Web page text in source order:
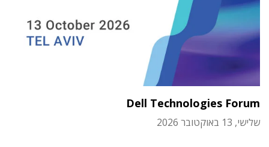
Dell Technologies Forum
שלישי, 13 באוקטובר 2026